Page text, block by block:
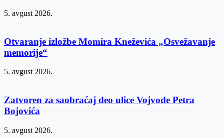
5. avgust 2026.
Otvaranje izložbe Momira Kneževića „Osvežavanje
memorije“
5. avgust 2026.
Zatvoren za saobraćaj deo ulice Vojvode Petra
Bojovića
5. avgust 2026.